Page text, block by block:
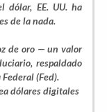
dólar, EE. UU. ha
de la nada.
de oro — un valor
respaldado
(Fed).
dólares digitales